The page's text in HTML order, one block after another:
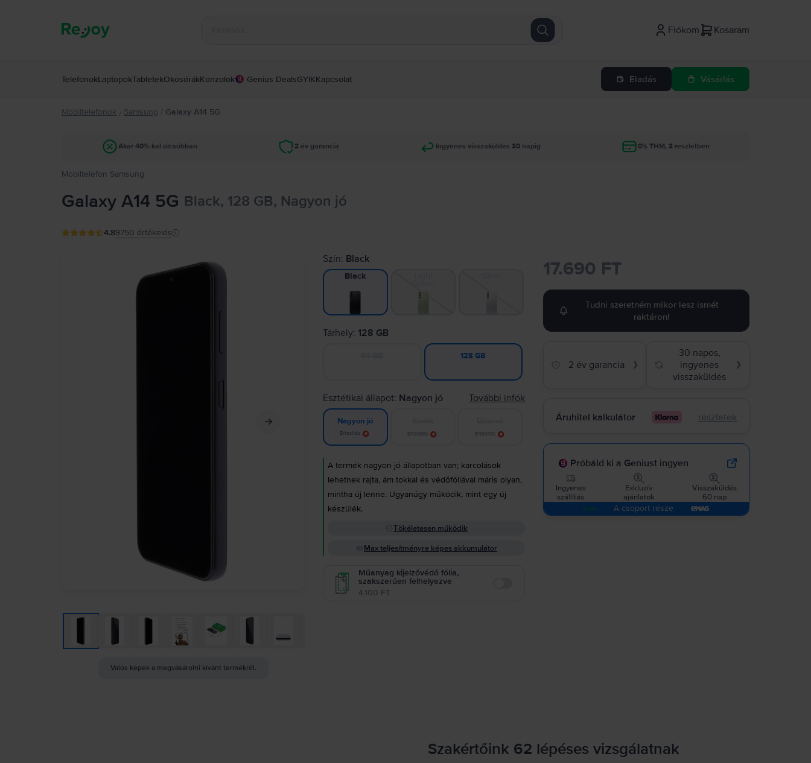
Fiókom Kosaram
TelefonokLaptopokTabletekOkosórákKonzolok Genius DealsGYIKKapcsolat Eladás Vásárlás
Mobiltelefonok / Samsung / Galaxy A14 5G
Akár 40%-kal olcsóbban 2 év garancia Ingyenes visszaküldés 30 napig 0% THM, 3 részletben
Mobiltelefon Samsung
Galaxy A14 5G Black, 128 GB, Nagyon jó
4.89750 értékelés
Valós képek a megvásárolni kívánt termékről.
Szín: Black
Black
Tárhely: 128 GB
128 GB
Esztétikai állapot: Nagyon jó További infók
Nagyon jó
Értesítés Értesítés Értesítés
A termék nagyon jó állapotban van; karcolások
lehetnek rajta, ám tokkal és védőfóliával máris olyan,
mintha új lenne. Ugyanúgy működik, mint egy új
készülék.
Tökéletesen működik
Max teljesítményre képes akkumulátor
Műanyag kijelzővédő fólia,
szakszerűen felhelyezve
4.100 FT
17.690 FT
Tudni szeretném mikor lesz ismét
raktáron!
2 év garancia ❯
30 napos,
ingyenes
visszaküldés
❯
Áruhitel kalkulátor részletek
Próbáld ki a Geniust ingyen
Ingyenes
szállítás
Exkluzív
ajánlatok
Visszaküldés
60 nap
A csoport része
Szakértőink 62 lépéses vizsgálatnak